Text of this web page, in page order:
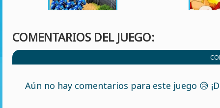
COMENTARIOS DEL JUEGO:
Aún no hay comentarios para este juego 😥